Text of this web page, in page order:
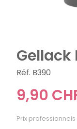
Gellack
Réf. B390
9,90
Prix